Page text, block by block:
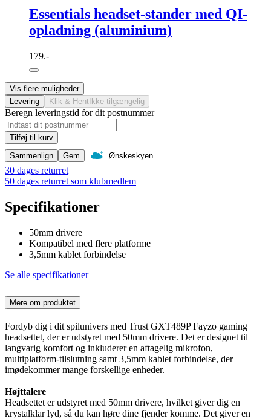
Essentials headset-stander med QI-
opladning (aluminium)
179.-
Vis flere muligheder
Levering
Klik & Hent Ikke tilgængelig
Beregn leveringstid for dit postnummer
Tilføj til kurv
Sammenlign
Gem Ønskeskyen
30 dages returret
50 dages returret som klubmedlem
Specifikationer
50mm drivere
Kompatibel med flere platforme
3,5mm kablet forbindelse
Se alle specifikationer
Mere om produktet
Fordyb dig i dit spilunivers med Trust GXT489P Fayzo gaming
headsettet, der er udstyret med 50mm drivere. Det er designet til
langvarig komfort og inkluderer en aftagelig mikrofon,
multiplatform-tilslutning samt 3,5mm kablet forbindelse, der
imødekommer mange forskellige enheder.
Højttalere
Headsettet er udstyret med 50mm drivere, hvilket giver dig en
krystalklar lyd, så du kan høre dine fjender komme. Det giver en